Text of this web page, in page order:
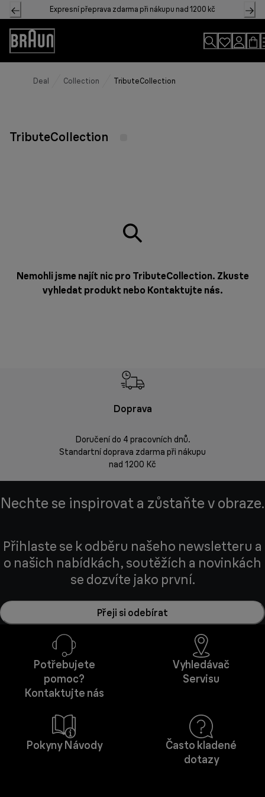
Skip
to
Content
Expresní přeprava zdarma při nákupu nad 1200 kč
Accessibility
Statement
Deal Collection TributeCollection
TributeCollection
Nemohli jsme najít nic pro TributeCollection. Zkuste
vyhledat produkt nebo Kontaktujte nás.
Doprava
Doručení do 4 pracovních dnů.
Standartní doprava zdarma při nákupu
nad 1200 Kč
Nechte se inspirovat a zůstaňte v obraze.
Přihlaste se k odběru našeho newsletteru a
o našich nabídkách, soutěžích a novinkách
se dozvíte jako první.
Přeji si odebírat
Potřebujete
pomoc?
Kontaktujte nás
Vyhledávač
Servisu
Pokyny Návody
Často kladené
dotazy